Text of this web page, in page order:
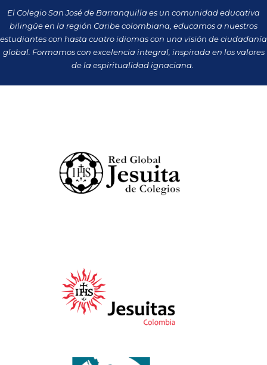
e
b
o
o
t
a
g
r
a
m
t
o
k
w
i
t
t
e
r
k
e
d
i
n
t
u
b
e
El Colegio San José de Barranquilla es un comunidad educativa
bilingüe en la región Caribe colombiana, educamos a nuestros
estudiantes con hasta cuatro idiomas con una visión de ciudadanía
global. Formamos con excelencia integral, inspirada en los valores
de la espiritualidad ignaciana.